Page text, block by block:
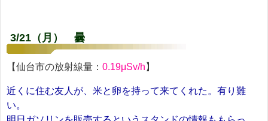
3/21（月） 曇
【仙台市の放射線量： 0.19μSv/h 】
近くに住む友人が、米と卵を持って来てくれた。有り難
い。